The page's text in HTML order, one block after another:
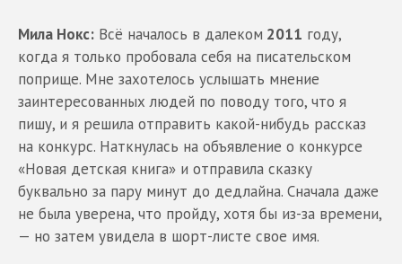
Мила Нокс: Всё началось в далеком 2011 году,
когда я только пробовала себя на писательском
поприще. Мне захотелось услышать мнение
заинтересованных людей по поводу того, что я
пишу, и я решила отправить какой-нибудь рассказ
на конкурс. Наткнулась на объявление о конкурсе
«Новая детская книга» и отправила сказку
буквально за пару минут до дедлайна. Сначала даже
не была уверена, что пройду, хотя бы из-за времени,
— но затем увидела в шорт-листе свое имя.